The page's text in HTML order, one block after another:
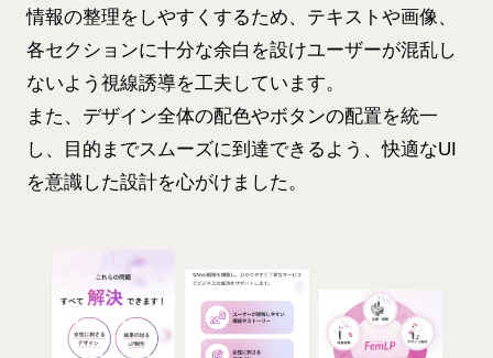
情報の整理をしやすくするため、テキストや画像、
各セクションに十分な余白を設けユーザーが混乱し
ないよう視線誘導を工夫しています。
また、デザイン全体の配色やボタンの配置を統一
し、目的までスムーズに到達できるよう、快適なUI
を意識した設計を心がけました。